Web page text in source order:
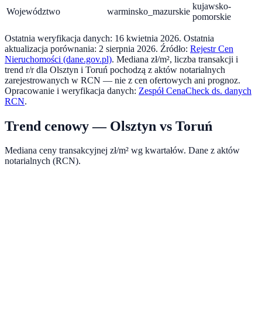
Województwo
warminsko_mazurskie
kujawsko-
pomorskie
Ostatnia weryfikacja danych: 16 kwietnia 2026. Ostatnia
aktualizacja porównania: 2 sierpnia 2026. Źródło: Rejestr Cen
Nieruchomości (dane.gov.pl). Mediana zł/m², liczba transakcji i
trend r/r dla Olsztyn i Toruń pochodzą z aktów notarialnych
zarejestrowanych w RCN — nie z cen ofertowych ani prognoz.
Opracowanie i weryfikacja danych: Zespół CenaCheck ds. danych
RCN.
Trend cenowy — Olsztyn vs Toruń
Mediana ceny transakcyjnej zł/m² wg kwartałów. Dane z aktów
notarialnych (RCN).